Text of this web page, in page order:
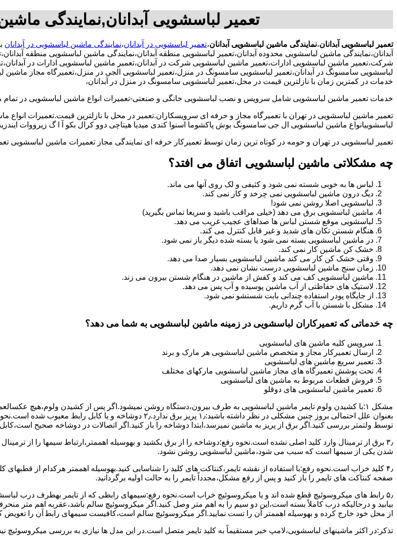
تعمیر لباسشویی آبدانان,نمایندگی
تعمیر لباسشویی آبدانان،نمایندگی ماشین لباسشویی آبدانان،تعمیر لباسشویی در آبدانان،نمایندگی ماشین لباسشویی در آبدانان
آبدانان،نمایندگی ماشین لباسشویی محدوده آبدانان،تعمیر لباسشویی منطقه آبدانان،نمایندگی ماشین لباسشویی منطقه
شرکت،تعمیر ماشین لباسشویی ادارات،تعمیر ماشین لباسشویی شرکت در آبدانان،تعمیر ماشین لباسشویی ادارات در
لباسشویی سامسونگ در آبدانان،تعمیر لباسشویی سامسونگ در منزل،تعمیر لباسشویی الجی در منزل،تعمیرگاه مجاز ماشین
خدمات در کمترین زمان با نازلترین قیمت در محل،تعمیر لباسشویی سامسونگ در منزل در آبدانان،
خدمات تعمیر ماشین لباسشویی شامل سرویس و نصب لباسشویی خانگی و صنعتی-تعمیرات انواع ماشین لباسشویی در تمام
تعمیر ماشین لباسشویی در تهران با تعمیرگاه مجاز و حرفه ای سرویسکاران.تعمیر در محل با نازلترین قیمت.تعمیرات انواع
لباسشوییانواع ماشین لباسشویی ال جی سامسونگ بوش پاکشوما اسنوا کندی میدیا هیتاچی دوو کرال بکو آ ا گ زیرووات
تعمیر لباسشویی در تهران و حومه در کوتاه ترین زمان توسط تعمیرکار حرفه ای نمایندگی مجاز تعمیرات ماشین
چه مشکلاتی ماشین لباسشویی اتفاق می افتد؟
لباس ها به خوبی شسته نمی شود و کثیفی و لک روی آنها می ماند.
دیگ درون ماشین لباسشویی نمی چرخد و کار نمی کند.
لباسشویی اصلا روشن نمی شود!
ماشین لباسشویی برق می دهد (خیلی مراقب باشید و سریعا تماس بگیرید)
لباسشویی موقع شستن لباس ها صداهای عجیب غریب می دهد.
هنگام شستن تکان های شدید و غیر قابل کنترل می کند.
در ماشین لباسشویی بسته نمی شود یا بسته شده دیگر باز نمی شود.
خشک کن ماشین کار نمی کند.
وقتی خشک کن کار می کند ماشین لباسشویی بسیار صدا می دهد.
زمان سنج ماشین لباسشویی درست نشان نمی دهد.
ماشین لباسشویی کف می کند و کفش از ماشین در هنگام شستن بیرون می زند.
لاستیک های حفاظتی از آب ماشین پوسیده و آب پس می دهد.
از جایگاه پودر استفاده چندانی بابت شستشو نمی شود.
مشکل با شستن با آب گرم داریم.
چه خدماتی که تعمیرکاران لباسشویی در زمینه ماشین لباسشویی به شما می دهد؟
سرویس کلیه ماشین های لباسشویی
ارسال تعمیرکار مجاز و متخصص ماشین لباسشویی هر مارک و برند
تعمیر سریع ماشین های لباسشویی
تحت پوشش تعمیرگاه های مجاز ماشین لباسشویی مارکهای مختلف
فروش قطعات مربوط به ماشین های لباسشویی
تعمیر ماشین لباسشویی های دوقلو
مشکل ۱:ﺑﺎ ﮐﺸﯿﺪن وﻟﻮم ﺗﺎﯾﻤﺮ ماشین لباسشویی به طرف ﺑﯿﺮون،دستگاه روﺷﻦ نمیشود.اﮔﺮ ﭘﺲ از ﮐﺸﯿﺪن وﻟﻮم،ﻫﯿﭻ
بعنوان ﻋﻠﻞ احتمالی بروز چنین مشکلی در نظر داشته باشید:۱٫ ﭘﺮﯾﺰ ﺑﺮق
ﺗﻮﺳﻂ ولتمتر بررسی ﮐﻨﯿﺪ.اﮔﺮ ﺑﺮق از ﭘﺮﯾﺰ ﺑﻪ ﻣﺎﺷﯿﻦ نمیرسد،اﺑﺘﺪا دوشاخه را باز کنید.اﮔﺮ اﺗﺼﺎﻻت در دوشاخه ﺻﺤﯿﺢ
۳٫ ﺑﺮق از ﺗﺮﻣﯿﻨﺎل وارد ﮐﻠﯿﺪ اﺻﻠﯽ ﻧﺸﺪه است.نحوه رﻓﻊ:دوشاخه را از ﺑﺮق بکشید و بهوسیله اهممتر،ارﺗﺒﺎط سیمها را از
شدن ﯾﮑﯽ از سیمها است که سبب می شود،ﻣﺎﺷﯿﻦ لباسشویی روﺷﻦ نشود.
۴٫ ﮐﻠﯿﺪ ﺧﺮاب اﺳﺖ.نحوه رفع:ﺑﺎ اﺳﺘﻔﺎده از ﻧﻘﺸﻪ ﺗﺎﯾﻤﺮ،ﮐﻨﺘﺎﮐﺖ ﻫﺎی ﮐﻠﯿﺪ را ﺷﻨﺎﺳﺎﯾﯽ کنید.بهوسیله اهممتر هرکدام از
ﺻﻔﺤﻪ ﮐﻨﺘﺎﮐﺖ ﻫﺎی ﺗﺎﯾﻤﺮ را باز کنید و ﭘﺲ از رﻓﻊ مشکل،مجدداً ﺗﺎﯾﻤﺮ را به حالت اوﻟﯿﻪ برگردانید.
۵٫ رابط های ﻣﯿﮑﺮوﺳﻮﺋﯿﭻ ﻗﻄﻊ شده اند و ﯾﺎ ﻣﯿﮑﺮوﺳﻮﺋﯿﭻ ﺧﺮاب اﺳﺖ.نحوه رفع:سیمهای راﺑﻄﯽ ﮐﻪ از ﺗﺎﯾﻤﺮ بهطرف درب
ﺑﯿﺎﺑﯿﺪ و درحالیکه درب کاملاً ﺑﺴﺘﻪ اﺳﺖ،اﯾﻦ دو ﺳﯿﻢ را ﺑﻪ اﻫﻢ ﻣﺘﺮ وصل کنید.اﮔﺮ ﻣﯿﮑﺮوﺳﻮﺋﯿﭻ ﺳﺎﻟﻢ ﺑﺎﺷﺪ،ﻋﻘﺮﺑﻪ اهم متر
از ﻣﺤﻞ خود ﺧﺎرج کرده و بهوسیله اهممتر آن را ﺗﺴﺖ ﻧﻤﺎﯾﯿﺪ.اﮔﺮ ﻣﯿﮑﺮوﺳﻮﺋﯿﭻ ﺳﺎﻟﻢ اﺳﺖ،ﮐﺎﻓﯿﺴﺖ سیمهای راﺑﻄ آن را ﺗﻌﻮﯾﺾ
ﺗﺬﮐﺮ:در اﮐﺜﺮ ماشینهای لباسشویی،ﻻﻣﭗ ﺧﺒﺮ مستقیماً ﺑﻪ ﮐﻠﯿﺪ ﺗﺎﯾﻤﺮ ﻣﺘﺼﻞ اﺳﺖ.در اﯾﻦ مدل ها ﻧﯿﺎزی ﺑﻪ بررسی ﻣﯿﮑﺮوﺳﻮﺋﯿﭻ